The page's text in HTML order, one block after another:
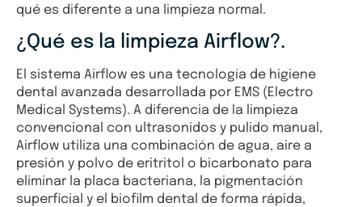
qué es diferente a una limpieza normal.
¿Qué es la limpieza Airflow?.
El sistema Airflow es una tecnología de higiene
dental avanzada desarrollada por EMS (Electro
Medical Systems). A diferencia de la limpieza
convencional con ultrasonidos y pulido manual,
Airflow utiliza una combinación de agua, aire a
presión y polvo de eritritol o bicarbonato para
eliminar la placa bacteriana, la pigmentación
superficial y el biofilm dental de forma rápida,